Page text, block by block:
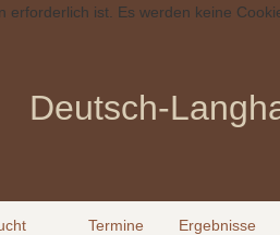
Deutsch-
Termine Ergebnisse
ist. Es werden keine